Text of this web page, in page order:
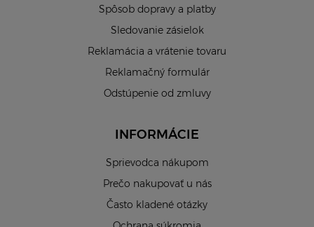
Spôsob dopravy a platby
Sledovanie zásielok
Reklamácia a vrátenie tovaru
Reklamačný formulár
Odstúpenie od zmluvy
INFORMÁCIE
Sprievodca nákupom
Prečo nakupovať u nás
Často kladené otázky